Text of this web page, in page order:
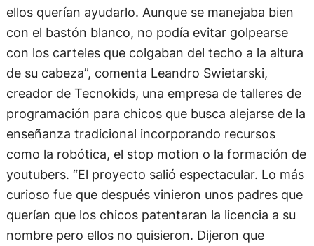
ellos querían ayudarlo. Aunque se manejaba bien
con el bastón blanco, no podía evitar golpearse
con los carteles que colgaban del techo a la altura
de su cabeza”, comenta Leandro Swietarski,
creador de Tecnokids, una empresa de talleres de
programación para chicos que busca alejarse de la
enseñanza tradicional incorporando recursos
como la robótica, el stop motion o la formación de
youtubers. “El proyecto salió espectacular. Lo más
curioso fue que después vinieron unos padres que
querían que los chicos patentaran la licencia a su
nombre pero ellos no quisieron. Dijeron que